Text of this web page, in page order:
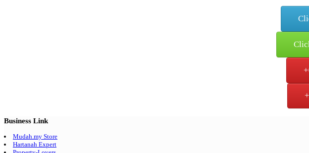
Business Link
Mudah.my Store
Hartanah Expert